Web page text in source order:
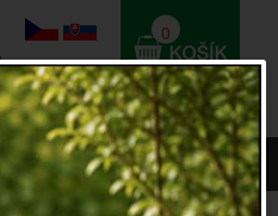
0
0 Kč